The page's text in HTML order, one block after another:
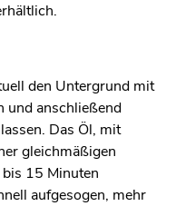
den Untergrund mit
und anschließend
Das Öl, mit
gleichmäßigen
15 Minuten
aufgesogen, mehr